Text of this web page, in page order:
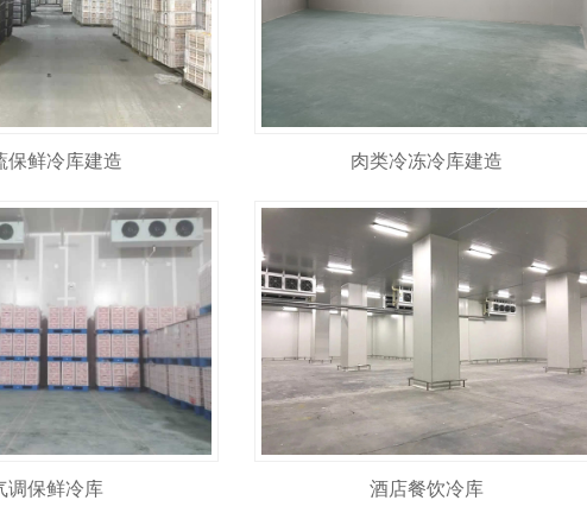
保鲜冷库建造 肉类冷冻冷库建造
调保鲜冷库 酒店餐饮冷库